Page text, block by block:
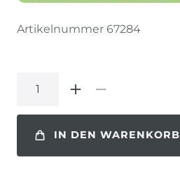
Artikelnummer 67284
IN DEN WARENKORB